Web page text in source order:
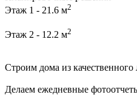
Этаж 1 - 21.6 м2
Этаж 2 - 12.2 м2
Строим дома из качественного
Делаем ежедневные